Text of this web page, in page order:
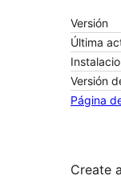
Versión
Última
Versión
Página
Create